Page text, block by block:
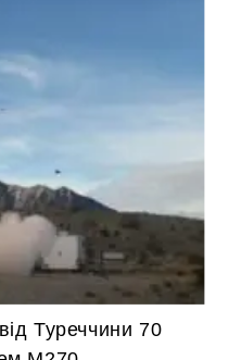
Туреччини 70